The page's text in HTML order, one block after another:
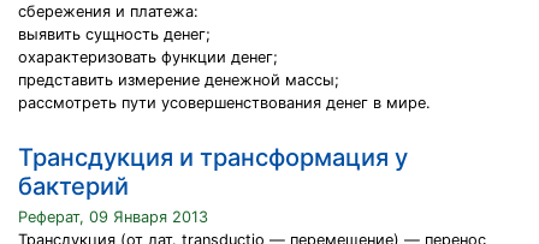
сбережения и платежа:
выявить сущность денег;
охарактеризовать функции денег;
представить измерение денежной массы;
рассмотреть пути усовершенствования денег в мире.
Трансдукция и трансформация у
бактерий
Реферат, 09 Января 2013
Трансдукция (от лат. transductio — перемещение) — перенос